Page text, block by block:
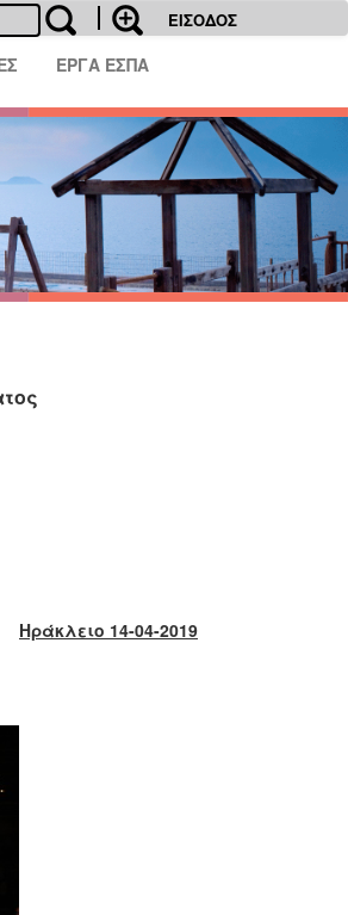
ΕΙΣΟΔΟΣ
ΕΡΓΑ ΕΣΠΑ
Ηράκλειο 14-04-2019